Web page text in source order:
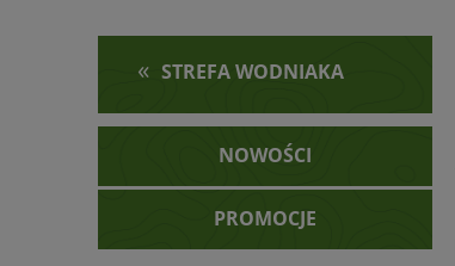
« STREFA WODNIAKA
NOWOŚCI
PROMOCJE